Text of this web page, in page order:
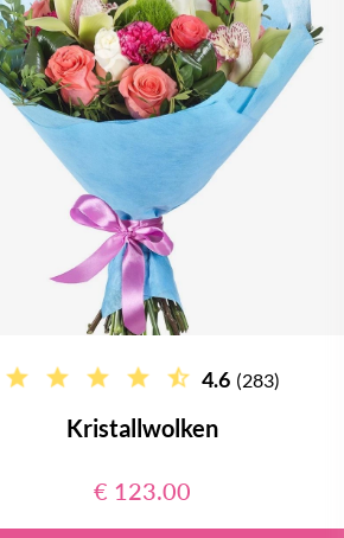
4.6 (283)
Kristallwolken
€ 123.00